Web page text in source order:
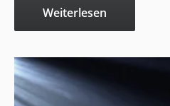
Weiterlesen